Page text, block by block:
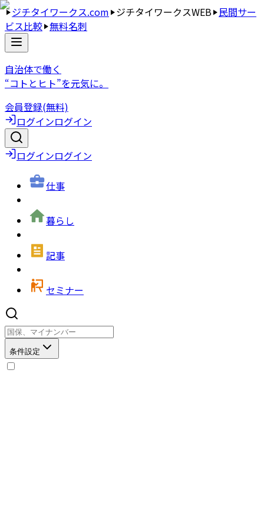
ジチタイワークス.com ジチタイワークスWEB 民間サー
ビス比較 無料名刺
自治体で働く
“コトとヒト”を元気に。
会員登録(無料)
ログインログイン
ログインログイン
仕事
暮らし
記事
セミナー
条件設定